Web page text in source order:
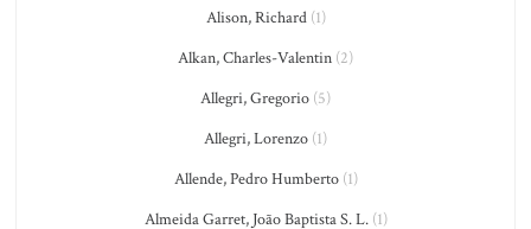
Alison, Richard(1)
Alkan, Charles-Valentin (2)
Allegri, Gregorio (5)
Allegri, Lorenzo (1)
Allende, Pedro Humberto(1)
Almeida Garret, João Baptista S. L.(1)